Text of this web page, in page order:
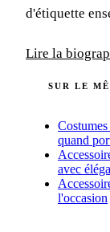
d'étiquette
Lire la
SUR LE
Costumes
quand
avec
l'occasion